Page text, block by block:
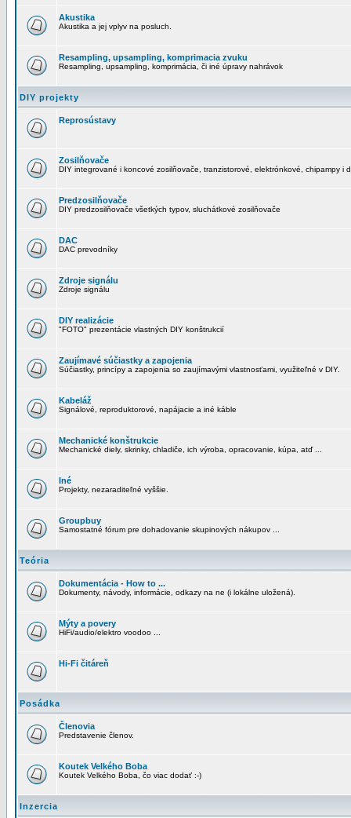
Akustika
Akustika a jej vplyv na posluch.
Resampling, upsampling, komprimacia zvuku
Resampling, upsampling, komprimácia, či iné úpravy nahrávok
DIY projekty
Reprosústavy
Zosilňovače
DIY integrované i koncové zosilňovače, tranzistorové, elektrónkové, chipampy i
Predzosilňovače
DIY predzosilňovače všetkých typov, sluchátkové zosilňovače
DAC
DAC prevodníky
Zdroje signálu
Zdroje signálu
DIY realizácie
"FOTO" prezentácie vlastných DIY konštrukcií
Zaujímavé súčiastky a zapojenia
Súčiastky, princípy a zapojenia so zaujímavými vlastnosťami, využiteľné v DIY.
Kabeláž
Signálové, reproduktorové, napájacie a iné káble
Mechanické konštrukcie
Mechanické diely, skrinky, chladiče, ich výroba, opracovanie, kúpa, atď ...
Iné
Projekty, nezaraditeľné vyššie.
Groupbuy
Samostatné fórum pre dohadovanie skupinových nákupov ...
Teória
Dokumentácia - How to ...
Dokumenty, návody, informácie, odkazy na ne (i lokálne uložená).
Mýty a povery
HiFi/audio/elektro voodoo ...
Hi-Fi čitáreň
Posádka
Členovia
Predstavenie členov.
Koutek Velkého Boba
Koutek Velkého Boba, čo viac dodať :-)
Inzercia